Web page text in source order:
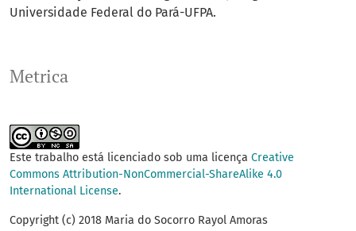
Metrica
Universidade Federal do Pará-UFPA.
Este trabalho está licenciado sob uma licença Creative
Commons Attribution-NonCommercial-ShareAlike 4.0
International License.
Copyright (c) 2018 Maria do Socorro Rayol Amoras